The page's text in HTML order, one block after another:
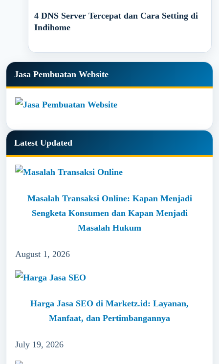
4 DNS Server Tercepat dan Cara Setting di
Indihome
Primary
Sidebar
Jasa Pembuatan Website
Latest Updated
Masalah Transaksi Online: Kapan Menjadi
Sengketa Konsumen dan Kapan Menjadi
Masalah Hukum
August 1, 2026
Harga Jasa SEO di Marketz.id: Layanan,
Manfaat, dan Pertimbangannya
July 19, 2026